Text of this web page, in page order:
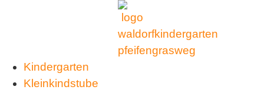
Kindergarten
Kleinkindstube